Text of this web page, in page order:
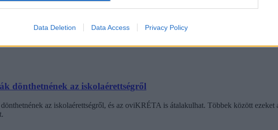
Data Deletion Data Access Privacy Policy
– több mint százezer levelezős hallgatót érinthet a
hallgató vagyok, egyből húzni kezdték a szájukat” – számolt be tapasztalatairól
dönthetnének az iskolaérettségről
az iskolaérettségről, és az oviKRÉTA is átalakulhat. Többek között ezeket